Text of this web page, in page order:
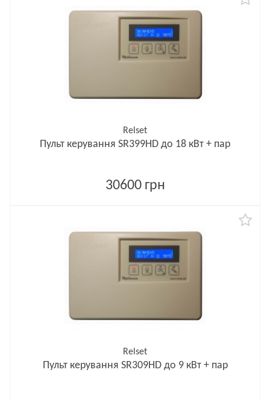
Relset
Пульт керування SR399HD до 18 кВт + пар
30600 грн
Relset
Пульт керування SR309HD до 9 кВт + пар